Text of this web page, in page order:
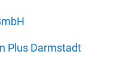
Plus Darmstadt